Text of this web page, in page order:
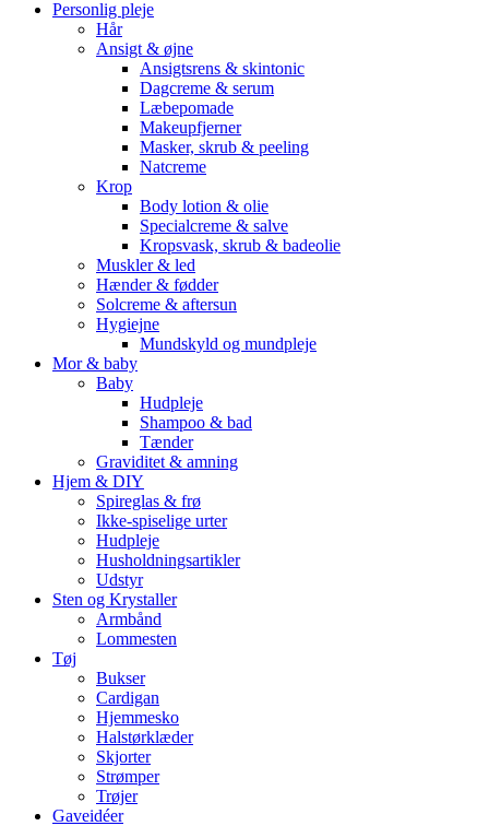
Personlig pleje
Hår
Ansigt & øjne
Ansigtsrens & skintonic
Dagcreme & serum
Læbepomade
Makeupfjerner
Masker, skrub & peeling
Natcreme
Krop
Body lotion & olie
Specialcreme & salve
Kropsvask, skrub & badeolie
Muskler & led
Hænder & fødder
Solcreme & aftersun
Hygiejne
Mundskyld og mundpleje
Mor & baby
Baby
Hudpleje
Shampoo & bad
Tænder
Graviditet & amning
Hjem & DIY
Spireglas & frø
Ikke-spiselige urter
Hudpleje
Husholdningsartikler
Udstyr
Sten og Krystaller
Armbånd
Lommesten
Tøj
Bukser
Cardigan
Hjemmesko
Halstørklæder
Skjorter
Strømper
Trøjer
Gaveidéer